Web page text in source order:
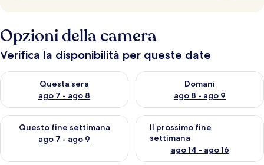
Opzioni della camera
Verifica la disponibilità per queste date
Questa sera
ago 7 - ago 8
Verifica la disponibilità per questa sera, ago 7 - ago 8
Domani
ago 8 - ago 9
Verifica la disponibilità per
Questo fine settimana
ago 7 - ago 9
Verifica la disponibilità per questo fine settimana, ago 7 - ago
Il prossimo fine
settimana
ago 14 - ago 16
Verifica la disponibilità per il